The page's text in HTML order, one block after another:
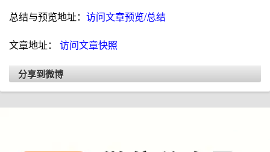
总结与预览地址： 访问文章预览/总结
文章地址： 访问文章快照
分享到微博